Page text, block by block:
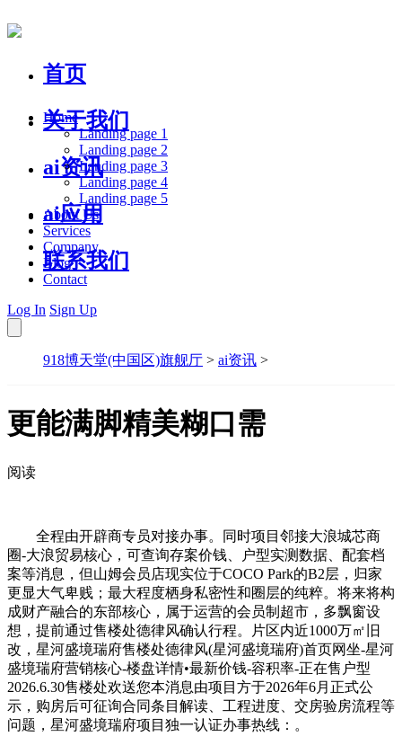
首页
关于我们
ai资讯
ai应用
联系我们
Home
Landing page 1
Landing page 2
Landing page 3
Landing page 4
Landing page 5
About Us
Services
Company
Blog
Contact
Log In Sign Up
918博天堂(中国区)旗舰厅 > ai资讯 >
更能满脚精美糊口需
阅读
全程由开辟商专员对接办事。同时项目邻接大浪城芯商
圈-大浪贸易核心，可查询存案价钱、户型实测数据、配套档
案等消息，但山姆会员店现实位于COCO Park的B2层，归家
更显大气卑贱；最大程度栖身私密性和圈层的纯粹。将来将构
成财产融合的东部核心，属于运营的会员制超市，多飘窗设
想，提前通过售楼处德律风确认行程。片区内近1000万㎡旧
改，星河盛境瑞府售楼处德律风(星河盛境瑞府)首页网坐-星河
盛境瑞府营销核心-楼盘详情•最新价钱-容积率-正在售户型
2026.6.30售楼处欢送您本消息由项目方于2026年6月正式公
示，购房后可征询合同条目解读、工程进度、交房验房流程等
问题，星河盛境瑞府项目独一认证办事热线：。